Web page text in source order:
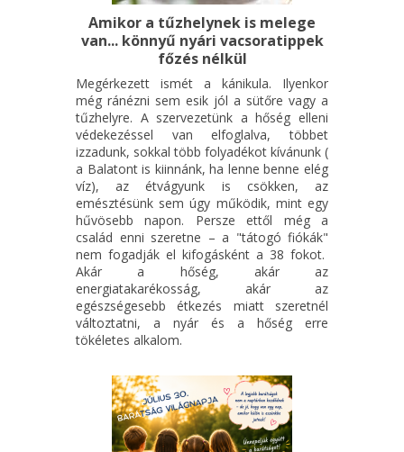
Amikor a tűzhelynek is melege
van... könnyű nyári vacsoratippek
főzés nélkül
Megérkezett ismét a kánikula. Ilyenkor
még ránézni sem esik jól a sütőre vagy a
tűzhelyre. A szervezetünk a hőség elleni
védekezéssel van elfoglalva, többet
izzadunk, sokkal több folyadékot kívánunk (
a Balatont is kiinnánk, ha lenne benne elég
víz), az étvágyunk is csökken, az
emésztésünk sem úgy működik, mint egy
hűvösebb napon. Persze ettől még a
család enni szeretne – a "tátogó fiókák"
nem fogadják el kifogásként a 38 fokot.
Akár a hőség, akár az
energiatakarékosság, akár az
egészségesebb étkezés miatt szeretnél
változtatni, a nyár és a hőség erre
tökéletes alkalom.